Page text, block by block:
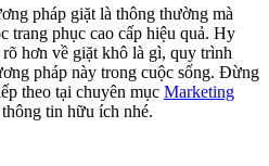
pháp giặt là thông thường mà
trang phục cao cấp hiệu quả. Hy
hơn về giặt khô là gì, quy trình
pháp này trong cuộc sống. Đừng
theo tại chuyên mục Marketing
tin hữu ích nhé.